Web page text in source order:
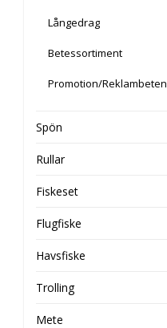
Långedrag
Betessortiment
Promotion/Reklambeten
Spön
Rullar
Fiskeset
Flugfiske
Havsfiske
Trolling
Mete